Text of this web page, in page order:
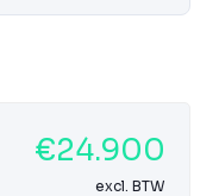
€24.900
excl. BTW